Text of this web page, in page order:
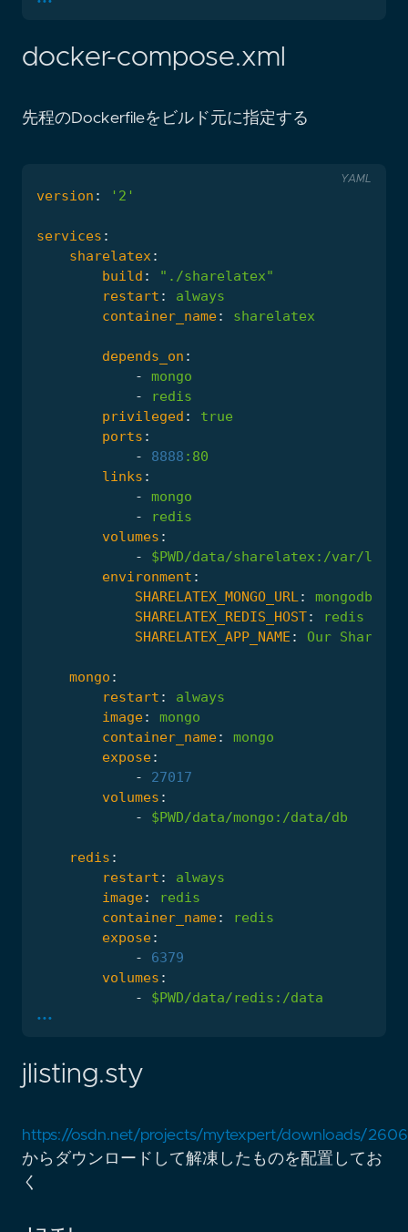
docker-compose.xml
先程のDockerfileをビルド元に指定する
version : '2'
services :
sharelatex:
build :
"./sharelatex"
restart :
always
container_name: sharelatex
depends_on :
-
mongo
-
redis
privileged :
true
ports :
-
8888 : 80
links :
-
mongo
-
redis
volumes :
-
$PWD/data/sharelatex:/var/lib/
environment :
SHARELATEX_MONGO_URL:
mongodb://
SHARELATEX_REDIS_HOST:
redis
SHARELATEX_APP_NAME : Our
mongo :
restart :
always
image:
mongo
container_name:
mongo
expose:
-
27017
volumes :
-
$PWD/data/mongo:/data/db
redis :
restart :
always
image:
redis
container_name:
redis
expose:
-
6379
volumes :
-
$PWD/data/redis:/data
...
YAML
jlisting.sty
https://osdn.net/projects/mytexpert/downloads/
からダウンロードして解凍したものを配置してお
く